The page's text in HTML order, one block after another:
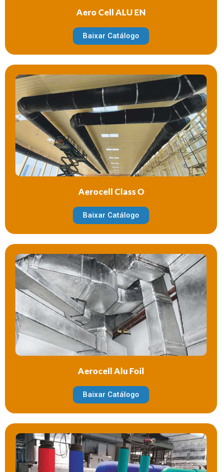
Aero Cell ALU EN
Baixar Catálogo
Aerocell Class O
Baixar Catálogo
Aerocell Alu Foil
Baixar Catálogo